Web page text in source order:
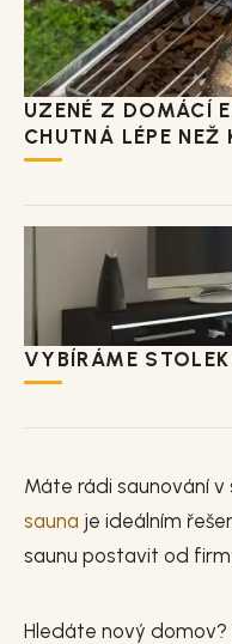
UZENÉ Z DOMÁCÍ
CHUTNÁ LÉPE NEŽ
VYBÍRÁME
Máte rádi saunování v
sauna je ideálním
saunu postavit od
Hledáte nový